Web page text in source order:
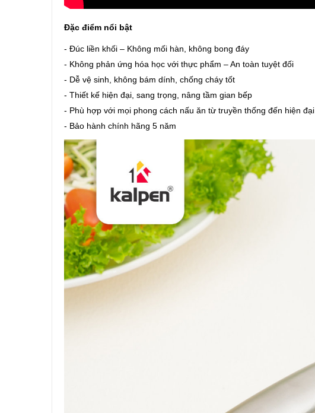
Đặc điểm nổi bật
- Đúc liền khối – Không mối hàn, không bong đáy
- Không phản ứng hóa học với thực phẩm – An toàn tuyệt đối
- Dễ vệ sinh, không bám dính, chống cháy tốt
- Thiết kế hiện đại, sang trọng, nâng tầm gian bếp
- Phù hợp với mọi phong cách nấu ăn từ truyền thống đến hiện đại
- Bảo hành chính hãng 5 năm